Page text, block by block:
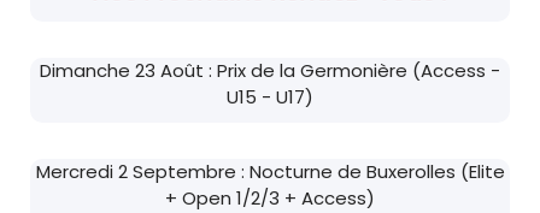
Dimanche 23 Août : Prix de la Germonière (Access -
U15 - U17)
Mercredi 2 Septembre : Nocturne de Buxerolles (Elite
+ Open 1/2/3 + Access)